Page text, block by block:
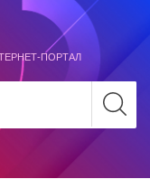
ПОРТАЛ